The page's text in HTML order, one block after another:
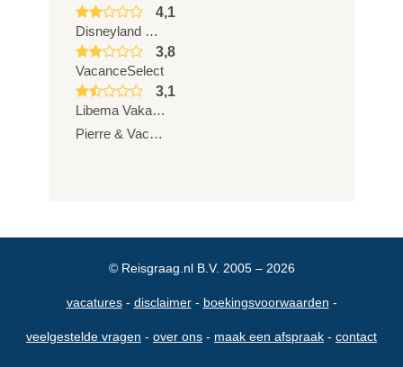
4,1
Disneyland Parijs
3,8
VacanceSelect
3,1
Libema Vakantieparken
Pierre & Vacances
© Reisgraag.nl B.V. 2005 – 2026
vacatures disclaimer boekingsvoorwaarden
veelgestelde vragen over ons maak een afspraak contact